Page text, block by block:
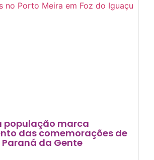
população marca
das comemorações de
da Gente